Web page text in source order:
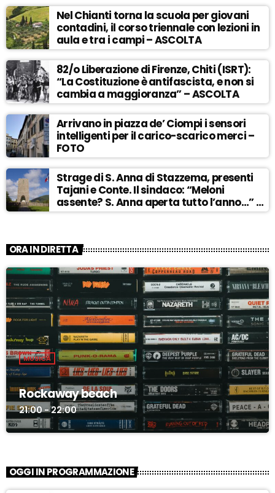
Nel Chianti torna la scuola per giovani
contadini, il corso triennale con lezioni in
aula e tra i campi – ASCOLTA
82/o Liberazione di Firenze, Chiti (ISRT):
“La Costituzione è antifascista, e non si
cambia a maggioranza” – ASCOLTA
Arrivano in piazza de’ Ciompi i sensori
intelligenti per il carico-scarico merci –
FOTO
Strage di S. Anna di Stazzema, presenti
Tajani e Conte. Il sindaco: “Meloni
assente? S. Anna aperta tutto l’anno…” –
ASCOLTA
ORA IN DIRETTA
MUSICA
Rockaway beach
21:00 - 22:00
OGGI IN PROGRAMMAZIONE